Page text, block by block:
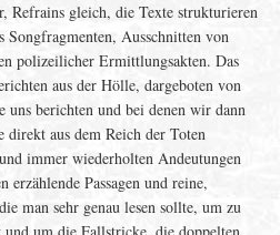
Refrains gleich, die Texte strukturieren
Songfragmenten, Ausschnitten von
polizeilicher Ermittlungsakten. Das
aus der Hölle, dargeboten von
uns berichten und bei denen wir dann
direkt aus dem Reich der Toten
immer wiederholten Andeutungen
Passagen und reine,
man sehr genau lesen sollte, um zu